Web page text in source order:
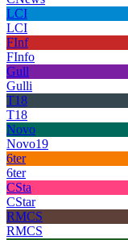
LCI
LCI
FInf
FInfo
Gull
Gulli
T18
T18
Novo
Novo19
6ter
6ter
CSta
CStar
RMCS
RMCS